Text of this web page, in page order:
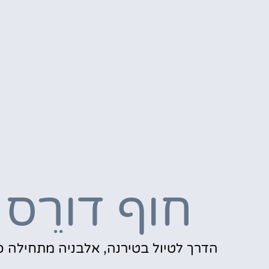
חוף דורֵס
הדרך לטיול בטירנה, אלבניה מתחילה